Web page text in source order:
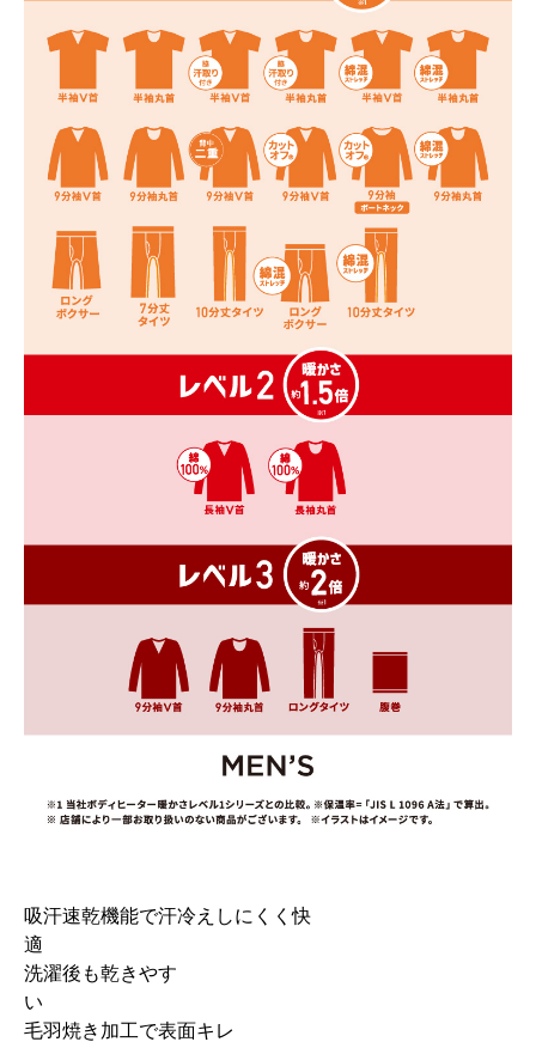
吸汗速乾機能で汗冷えしにくく快
洗濯後も乾きやす
い
毛羽焼き加工で表面キレ